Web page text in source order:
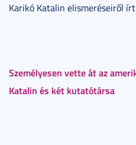
Karikó Katalin elismeréseiről
Személyesen vette át az
Katalin és két kutatótársa